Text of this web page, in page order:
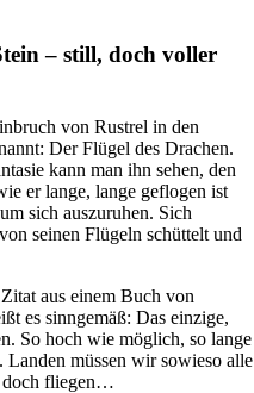
– still, doch voller
von Rustrel in den
Der Flügel des Drachen.
kann man ihn sehen, den
er lange, lange geflogen ist
sich auszuruhen. Sich
seinen Flügeln schüttelt und
aus einem Buch von
es sinngemäß: Das einzige,
So hoch wie möglich, so lange
müssen wir sowieso alle
doch fliegen…